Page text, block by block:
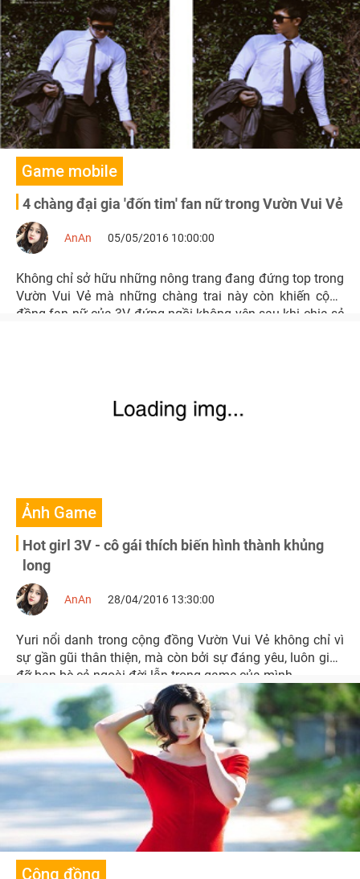
Game mobile
4 chàng đại gia 'đốn tim' fan nữ trong Vườn Vui Vẻ
AnAn 05/05/2016 10:00:00
Không chỉ sở hữu những nông trang đang đứng top trong
Vườn Vui Vẻ mà những chàng trai này còn khiến cộng
đồng fan nữ của 3V đứng ngồi không yên sau khi chia sẻ
Ảnh Game
Hot girl 3V - cô gái thích biến hình thành khủng
long
AnAn 28/04/2016 13:30:00
Yuri nổi danh trong cộng đồng Vườn Vui Vẻ không chỉ vì
sự gần gũi thân thiện, mà còn bởi sự đáng yêu, luôn giúp
đỡ bạn bè cả ngoài đời lẫn trong game của mình.
Cộng đồng